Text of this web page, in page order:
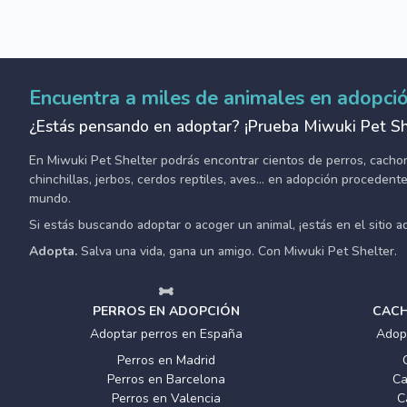
Encuentra a miles de animales en
¿Estás pensando en adoptar? ¡Prueba Miwuki Pet
En Miwuki Pet Shelter podrás encontrar cientos de perros,
chinchillas, jerbos, cerdos reptiles, aves... en adopción
mundo.
Si estás buscando adoptar o acoger un animal, ¡estás en el sitio
Adopta. Salva una vida, gana un amigo. Con Miwuki Pet Shelter.
PERROS EN ADOPCIÓN
Adoptar perros en España
Perros en Madrid
Perros en Barcelona
Perros en Valencia